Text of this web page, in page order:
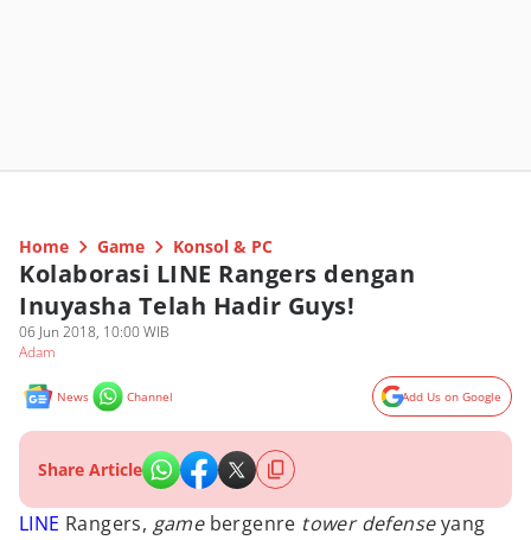
Home Game Konsol & PC
Kolaborasi LINE Rangers dengan
Inuyasha Telah Hadir Guys!
06 Jun 2018, 10:00 WIB
Adam
News Channel Add Us on Google
Share Article
LINE Rangers, gamebergenre tower defenseyang